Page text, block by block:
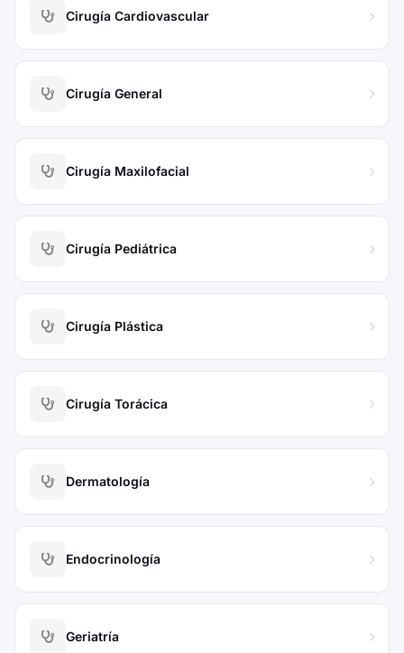
Cirugía Cardiovascular
Cirugía General
Cirugía Maxilofacial
Cirugía Pediátrica
Cirugía Plástica
Cirugía Torácica
Dermatología
Endocrinología
Geriatría